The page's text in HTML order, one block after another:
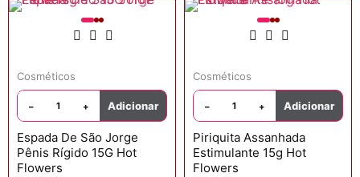
Cosméticos
Espada De São Jorge
Pênis Rígido 15G Hot
Flowers
− + Adicionar
Cosméticos
Piriquita Assanhada
Estimulante 15g Hot
Flowers
− + Adicionar